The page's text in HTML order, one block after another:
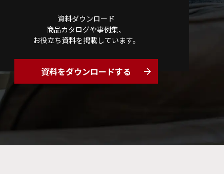
資料ダウンロード
商品カタログや事例集、
お役立ち資料を掲載しています。
資料をダウンロードする arrow_forward